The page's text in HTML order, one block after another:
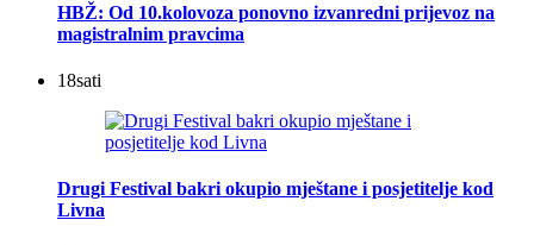
HBŽ: Od 10.kolovoza ponovno izvanredni prijevoz na
magistralnim pravcima
18sati
Drugi Festival bakri okupio mještane i posjetitelje kod
Livna